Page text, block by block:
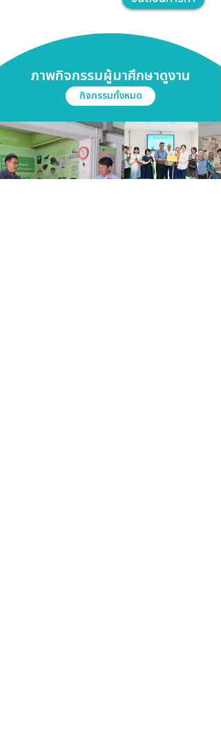
ภาพกิจกรรมผู้มาศึกษาดูงาน
กิจกรรมทั้งหมด